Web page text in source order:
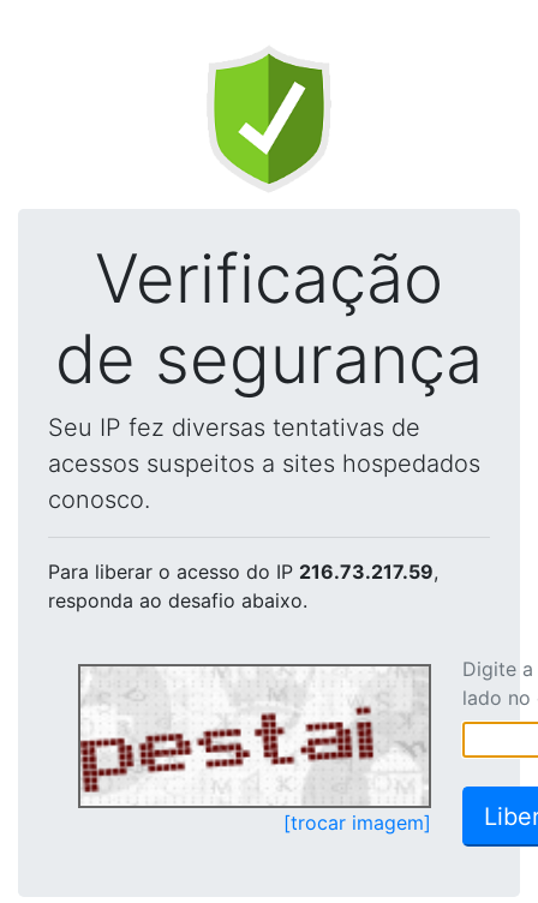
Verificação
de segurança
Seu IP fez diversas tentativas de
acessos suspeitos a sites hospedados
conosco.
Para liberar o acesso do IP 216.73.217.59,
responda ao desafio abaixo.
[trocar imagem]
Digite
lado no